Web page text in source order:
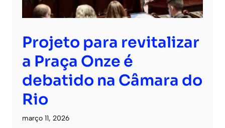
Projeto para revitalizar
a Praça Onze é
debatido na Câmara do
Rio
março 11, 2026